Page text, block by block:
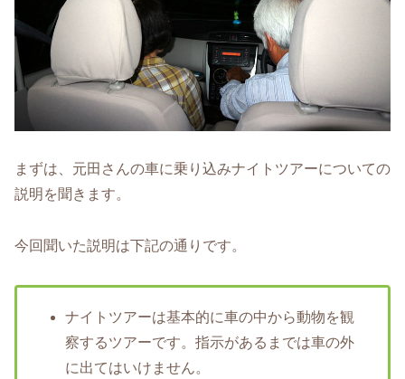
まずは、元田さんの車に乗り込みナイトツアーについての
説明を聞きます。
今回聞いた説明は下記の通りです。
ナイトツアーは基本的に車の中から動物を観
察するツアーです。指示があるまでは車の外
に出てはいけません。